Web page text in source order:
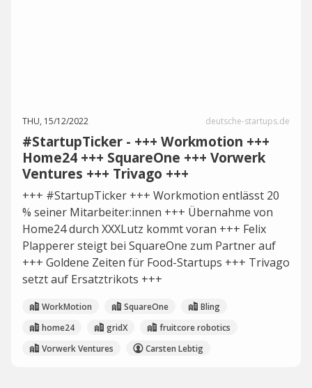
THU, 15/12/2022 deutsche-startups.de
#StartupTicker - +++ Workmotion +++
Home24 +++ SquareOne +++ Vorwerk
Ventures +++ Trivago +++
+++ #StartupTicker +++ Workmotion entlässt 20
% seiner Mitarbeiter:innen +++ Übernahme von
Home24 durch XXXLutz kommt voran +++ Felix
Plapperer steigt bei SquareOne zum Partner auf
+++ Goldene Zeiten für Food-Startups +++ Trivago
setzt auf Ersatztrikots +++
WorkMotion SquareOne
Bling
home24
gridX
fruitcore robotics
Vorwerk Ventures
Carsten Lebtig